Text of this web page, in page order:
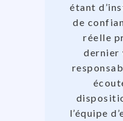
étant
de
réelle
dernier
l’équipe